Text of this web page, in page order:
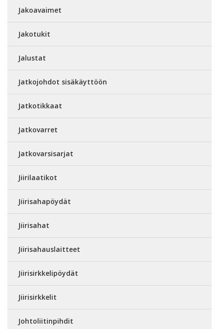
Jakoavaimet
Jakotukit
Jalustat
Jatkojohdot sisäkäyttöön
Jatkotikkaat
Jatkovarret
Jatkovarsisarjat
Jiirilaatikot
Jiirisahapöydät
Jiirisahat
Jiirisahauslaitteet
Jiirisirkkelipöydät
Jiirisirkkelit
Johtoliitinpihdit